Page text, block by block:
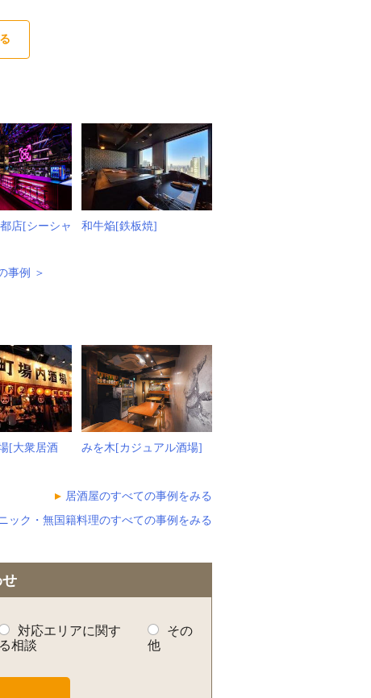
店[シーシャ
和牛焔[鉄板焼]
事例 ＞
[大衆居酒
みを木[カジュアル酒場]
居酒屋のすべての事例をみる
ック・無国籍料理のすべての事例をみる
対応エリアに関す
る相談
その
他